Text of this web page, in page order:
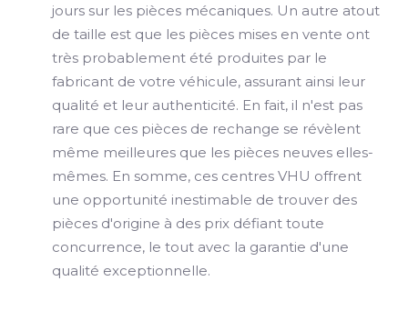
jours sur les pièces mécaniques. Un autre atout
de taille est que les pièces mises en vente ont
très probablement été produites par le
fabricant de votre véhicule, assurant ainsi leur
qualité et leur authenticité. En fait, il n'est pas
rare que ces pièces de rechange se révèlent
même meilleures que les pièces neuves elles-
mêmes. En somme, ces centres VHU offrent
une opportunité inestimable de trouver des
pièces d'origine à des prix défiant toute
concurrence, le tout avec la garantie d'une
qualité exceptionnelle.